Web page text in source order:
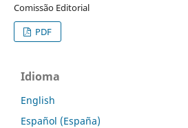
Comissão Editorial
PDF
Idioma
English
Español (España)